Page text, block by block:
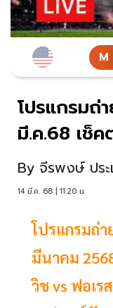
โปรแกรมถ่
มี.ค.68 เช็
By จีรพงษ์ ปร
14 มี.ค. 68 | 11:20 น.
โปรแกรมถ่
มีนาคม
วิช vs ฟอเร